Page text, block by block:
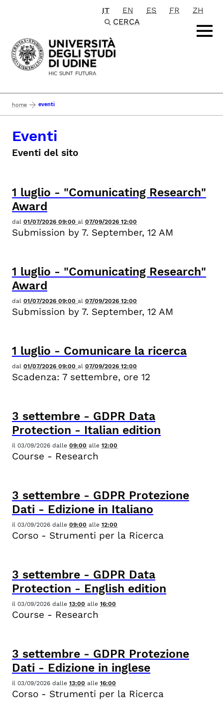
Passa al contenuto principale
IT EN ES FR
ZH
CERCA
home eventi
Eventi
Eventi del sito
1 luglio - "Comunicating Research"
Award
dal 01/07/2026 09:00 al 07/09/2026 12:00
Submission by 7. September, 12 AM
1 luglio - "Comunicating Research"
Award
dal 01/07/2026 09:00 al 07/09/2026 12:00
Submission by 7. September, 12 AM
1 luglio - Comunicare la ricerca
dal 01/07/2026 09:00 al 07/09/2026 12:00
Scadenza: 7 settembre, ore 12
3 settembre - GDPR Data
Protection - Italian edition
il 03/09/2026 dalle 09:00 alle 12:00
Course - Research
3 settembre - GDPR Protezione
Dati - Edizione in Italiano
il 03/09/2026 dalle 09:00 alle 12:00
Corso - Strumenti per la Ricerca
3 settembre - GDPR Data
Protection - English edition
il 03/09/2026 dalle 13:00 alle 16:00
Course - Research
3 settembre - GDPR Protezione
Dati - Edizione in inglese
il 03/09/2026 dalle 13:00 alle 16:00
Corso - Strumenti per la Ricerca